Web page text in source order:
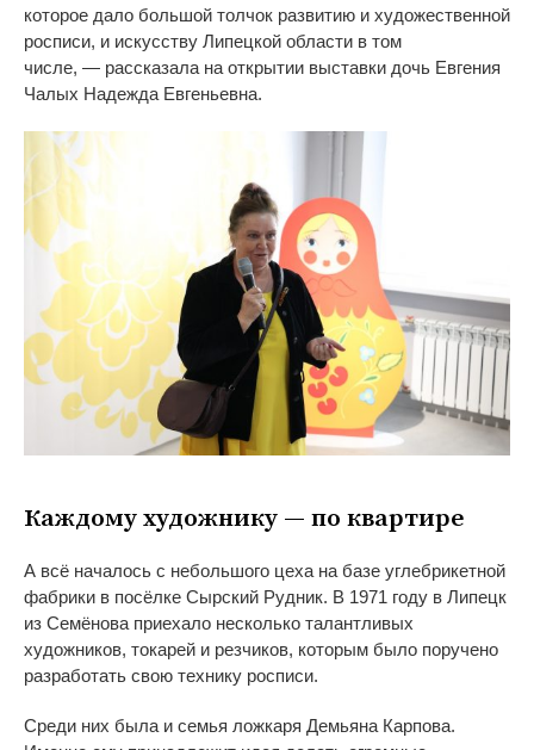
которое дало большой толчок развитию и художественной
росписи, и искусству Липецкой области в том
числе, — рассказала на открытии выставки дочь Евгения
Чалых Надежда Евгеньевна.
Каждому художнику — по квартире
А всё началось с небольшого цеха на базе углебрикетной
фабрики в посёлке Сырский Рудник. В 1971 году в Липецк
из Семёнова приехало несколько талантливых
художников, токарей и резчиков, которым было поручено
разработать свою технику росписи.
Среди них была и семья ложкаря Демьяна Карпова.